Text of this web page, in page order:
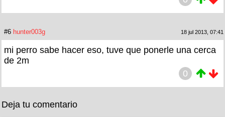
#6 hunter003g 18 jul 2013, 07:41
mi perro sabe hacer eso, tuve que ponerle una cerca
de 2m
0
Deja tu comentario